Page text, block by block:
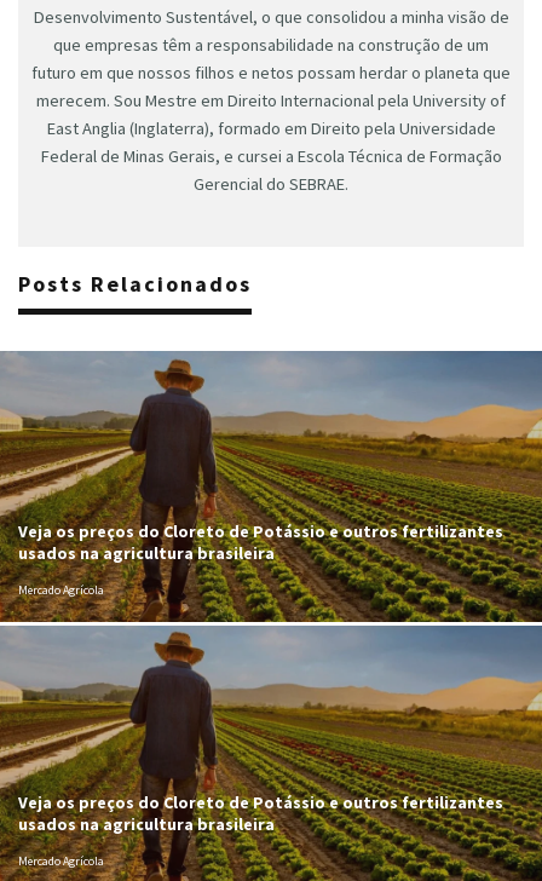
Desenvolvimento Sustentável, o que consolidou a minha visão de
que empresas têm a responsabilidade na construção de um
futuro em que nossos filhos e netos possam herdar o planeta que
merecem. Sou Mestre em Direito Internacional pela University of
East Anglia (Inglaterra), formado em Direito pela Universidade
Federal de Minas Gerais, e cursei a Escola Técnica de Formação
Gerencial do SEBRAE.
Posts Relacionados
Veja os preços do Cloreto de Potássio e outros fertilizantes
usados na agricultura brasileira
Mercado Agrícola
Veja os preços do Cloreto de Potássio e outros fertilizantes
usados na agricultura brasileira
Mercado Agrícola